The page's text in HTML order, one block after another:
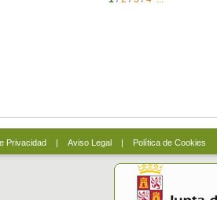
Privacidad| Aviso Legal| Política de Cookies